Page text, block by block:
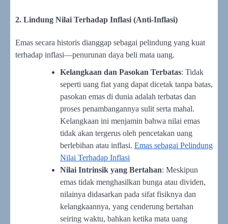
2. Lindung Nilai Terhadap Inflasi (Anti-Inflasi)
Emas secara historis dianggap sebagai pelindung yang kuat
terhadap inflasi—penurunan daya beli mata uang.
Kelangkaan dan Pasokan Terbatas: Tidak
seperti uang fiat yang dapat dicetak tanpa batas,
pasokan emas di dunia adalah terbatas dan
proses penambangannya sulit serta mahal.
Kelangkaan ini menjamin bahwa nilai emas
tidak akan tergerus oleh pencetakan uang
berlebihan atau inflasi. Emas sebagai Pelindung
Nilai Terhadap Inflasi
Nilai Intrinsik yang Bertahan: Meskipun
emas tidak menghasilkan bunga atau dividen,
nilainya didasarkan pada sifat fisiknya dan
kelangkaannya, yang cenderung bertahan
seiring waktu, bahkan ketika mata uang